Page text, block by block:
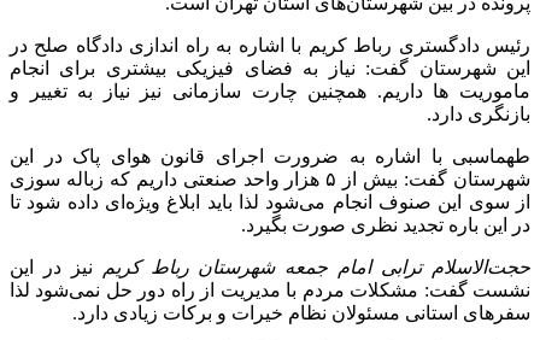
رئیس دادگستری رباط کریم با اشاره به راه اندازی دادگاه صلح در
این شهرستان گفت: نیاز به فضای فیزیکی بیشتری برای انجام
ماموریت ها داریم. همچنین چارت سازمانی نیز نیاز به تغییر و
بازنگری دارد.
طهماسبی با اشاره به ضرورت اجرای قانون هوای پاک در این
شهرستان گفت: بیش از ۵ هزار واحد صنعتی داریم که زباله سوزی
از سوی این صنوف انجام می‌شود لذا باید ابلاغ ویژه‌ای داده شود تا
در این باره تجدید نظری صورت بگیرد.
حجت‌الاسلام ترابی امام جمعه شهرستان رباط کریم
نیز در این
نشست گفت: مشکلات مردم با مدیریت از راه دور حل نمی‌شود لذا
سفرهای استانی مسئولان نظام خیرات و برکات زیادی دارد.